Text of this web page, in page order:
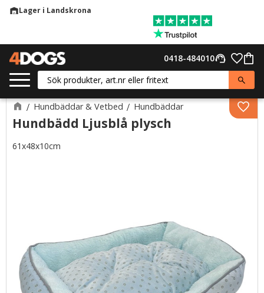
warehouseLager i Landskrona
support_agent
0418-484010
Hundbäddar & Vetbed Hundbäddar
Hundbädd Ljusblå plysch
61x48x10cm